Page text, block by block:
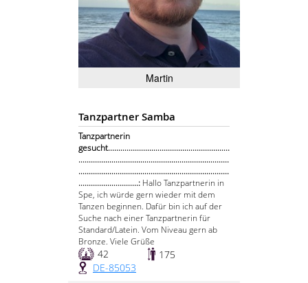
Martin
Tanzpartner Samba
Tanzpartnerin
gesucht...........................................................
.........................................................................
.........................................................................
.............................: Hallo Tanzpartnerin in
Spe, ich würde gern wieder mit dem
Tanzen beginnen. Dafür bin ich auf der
Suche nach einer Tanzpartnerin für
Standard/Latein. Vom Niveau gern ab
Bronze. Viele Grüße
42
175
DE-85053